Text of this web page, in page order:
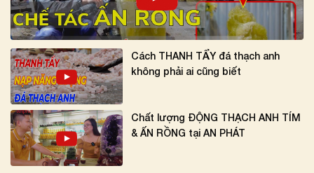
Cách THANH TẨY đá thạch anh
không phải ai cũng biết
Chất lượng ĐỘNG THẠCH ANH TÍM
& ẤN RỒNG tại AN PHÁT